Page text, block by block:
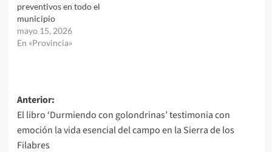
preventivos en todo el
municipio
mayo 15, 2026
En «Provincia»
Navegación
de
entradas
Anterior:
El libro ‘Durmiendo con golondrinas’ testimonia con
emoción la vida esencial del campo en la Sierra de los
Filabres